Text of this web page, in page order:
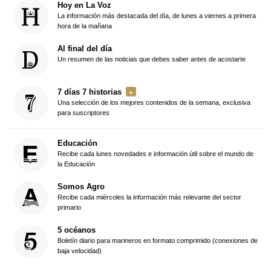
Hoy en La Voz
La información más destacada del día, de lunes a viernes a primera
hora de la mañana
Al final del día
Un resumen de las noticias que debes saber antes de acostarte
7 días 7 historias
Una selección de los mejores contenidos de la semana, exclusiva
para suscriptores
Educación
Recibe cada lunes novedades e información útil sobre el mundo de
la Educación
Somos Agro
Recibe cada miércoles la información más relevante del sector
primario
5 océanos
Boletín diario para marineros en formato comprimido (conexiones de
baja velocidad)